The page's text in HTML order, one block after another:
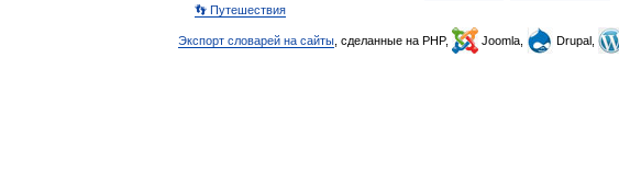
👣 Путешествия
Экспорт словарей на сайты , сделанные на PHP, Joomla, Drupal,